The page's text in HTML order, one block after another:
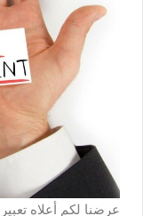
عرضنا لكم أعلاه